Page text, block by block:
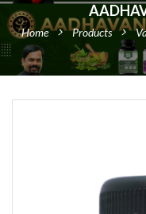
Home Products